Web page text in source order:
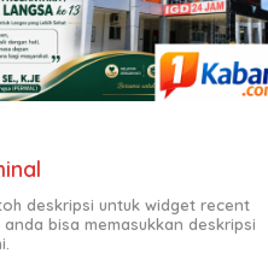
deskripsi untuk widget recent
bisa memasukkan deskripsi